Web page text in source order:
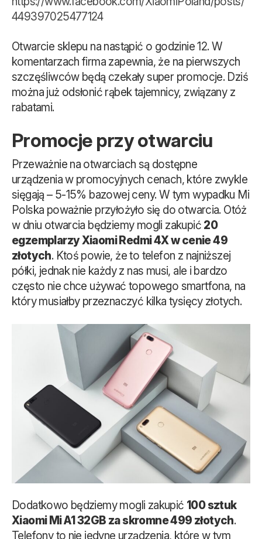
449397025477124
Otwarcie sklepu na nastąpić o godzinie 12. W
komentarzach firma zapewnia, że na pierwszych
szczęśliwców będą czekały super promocje. Dziś
można już odsłonić rąbek tajemnicy, związany z
rabatami.
Promocje przy otwarciu
Przeważnie na otwarciach są dostępne
urządzenia w promocyjnych cenach, które zwykle
sięgają – 5-15% bazowej ceny. W tym wypadku Mi
Polska poważnie przyłożyło się do otwarcia. Otóż
w dniu otwarcia będziemy mogli zakupić 20
egzemplarzy Xiaomi Redmi 4X w cenie 49
złotych. Ktoś powie, że to telefon z najniższej
półki, jednak nie każdy z nas musi, ale i bardzo
często nie chce używać topowego smartfona, na
który musiałby przeznaczyć kilka tysięcy złotych.
Dodatkowo będziemy mogli zakupić 100 sztuk
Xiaomi Mi A1 32GB za skromne 499 złotych.
Telefony to nie jedyne urządzenia, które w tym